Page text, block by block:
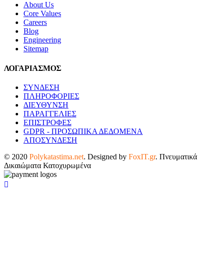
About Us
Core Values
Careers
Blog
Engineering
Sitemap
ΛΟΓΑΡΙΑΣΜΟΣ
ΣΥΝΔΕΣΗ
ΠΛΗΡΟΦΟΡΙΕΣ
ΔΙΕΥΘΥΝΣΗ
ΠΑΡΑΓΓΕΛΙΕΣ
ΕΠΙΣΤΡΟΦΕΣ
GDPR - ΠΡΟΣΩΠΙΚΑ ΔΕΔΟΜΕΝΑ
ΑΠΟΣΥΝΔΕΣΗ
© 2020 Polykatastima.net. Designed by FoxIT.gr. Πνευματικά
Δικαιώματα Κατοχυρωμένα